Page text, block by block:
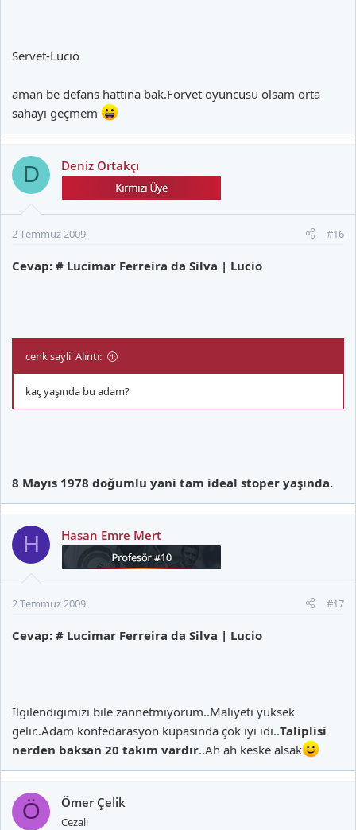
Servet-Lucio
aman be defans hattına bak.Forvet oyuncusu olsam orta
sahayı geçmem
D Deniz Ortakçı
2 Temmuz 2009 #16
Cevap: # Lucimar Ferreira da Silva | Lucio
cenk sayli' Alıntı:
kaç yaşında bu adam?
8 Mayıs 1978 doğumlu yani tam ideal stoper yaşında.
H Hasan Emre Mert
2 Temmuz 2009 #17
Cevap: # Lucimar Ferreira da Silva | Lucio
İlgilendigimizi bile zannetmiyorum..Maliyeti yüksek
gelir..Adam konfedarasyon kupasında çok iyi idi..Taliplisi
nerden baksan 20 takım vardır..Ah ah keske alsak
Ö Ömer Çelik
Cezalı